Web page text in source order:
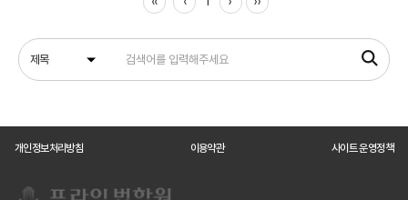
개인정보처리방침 이용약관 사이트 운영정책